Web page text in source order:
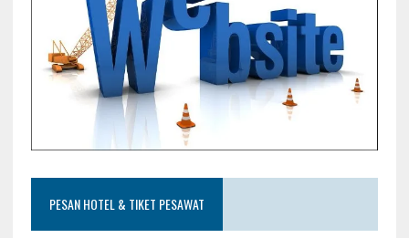
PESAN HOTEL & TIKET PESAWAT